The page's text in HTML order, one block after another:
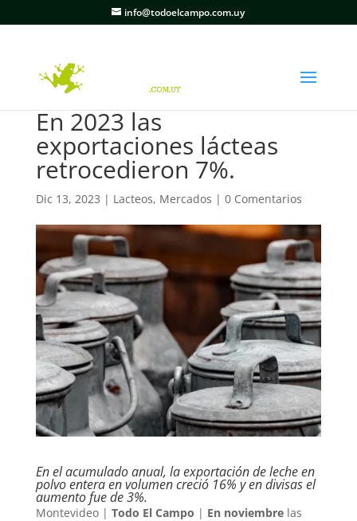
info@todoelcampo.com.uy
En 2023 las
exportaciones lácteas
retrocedieron 7%.
Dic 13, 2023 | Lacteos, Mercados | 0 Comentarios
En el acumulado anual, la exportación de leche en
polvo entera en volumen creció 16% y en divisas el
aumento fue de 3%.
Montevideo | Todo El Campo | En noviembrelas